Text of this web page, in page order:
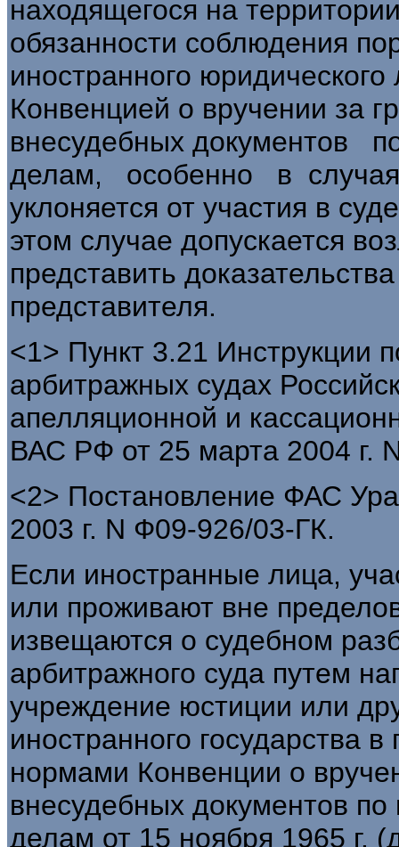
находящегося на
обязанности соблюдения
иностранного
Конвенцией о вручении за
внесудебных документов
делам, особенно в
уклоняется от участия в
этом случае допускается
представить
представителя.
<1> Пункт 3.21 Инструкции
арбитражных судах
апелляционной и
ВАС РФ от 25 марта 2004 г.
<2> Постановление ФАС
2003 г. N Ф09-926/03-ГК.
Если иностранные лица,
или проживают вне
извещаются о судебном
арбитражного суда путем
учреждение юстиции или
иностранного государства
нормами Конвенции о
внесудебных документов
делам от 15 ноября 1965 г.